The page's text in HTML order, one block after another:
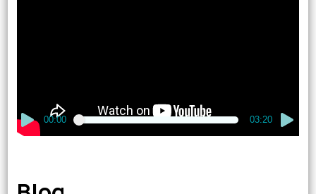
00:00 03:20